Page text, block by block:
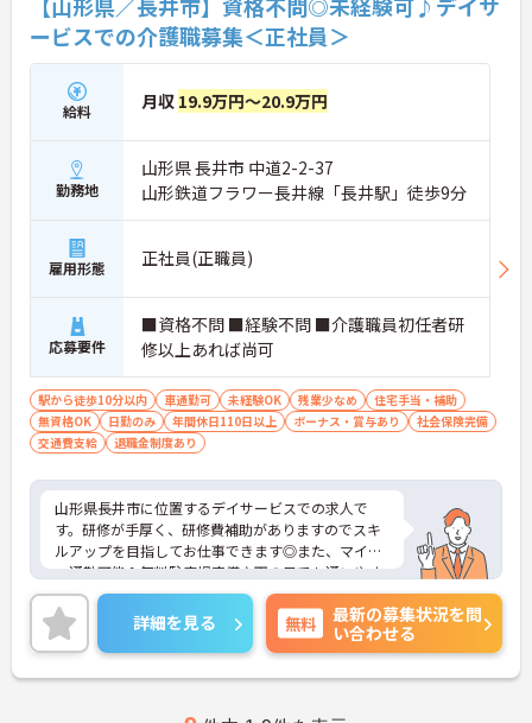
【山形県／長井市】資格不問◎未経験可♪デイサ
ービスでの介護職募集＜正社員＞
給料 月収 19.9万円～20.9万円
勤務地
山形県 長井市 中道2-2-37
山形鉄道フラワー長井線「長井駅」徒歩9分
雇用形態 正社員(正職員)
応募要件
■資格不問 ■経験不問 ■介護職員初任者研
修以上あれば尚可
駅から徒歩10分以内 車通勤可 未経験OK 残業少なめ
住宅手当・補助
無資格OK
日勤のみ 年間休日110日以上 ボーナス・賞与あり
社会保険完備
交通費支給
退職金制度あり
山形県長井市に位置するデイサービスでの求人で
す。研修が手厚く、研修費補助がありますのでスキ
ルアップを目指してお仕事できます◎また、マイカ
ー通勤可能＆無料駐車場完備♪雨の日でも通いやす
い職場環境です！ご興味のある方には、面接対策ポ
イントなど、さらに詳細をご案内しますのでお気軽
にご相談ください！
詳細を見る 無料
最新の募集状況を問
い合わせる